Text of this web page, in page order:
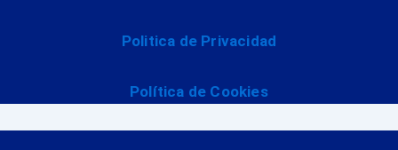
Politica de Privacidad
Política de Cookies